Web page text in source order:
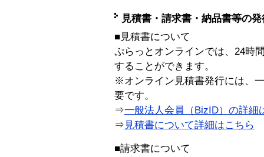
見積書・請求書・納品書等の
■見積書について
ぷらっとオンラインでは、24時
することができます。
※オンライン見積書発行には、
要です。
⇒一般法人会員（BizID）の詳細
⇒ 見積書について詳細はこちら
■請求書について